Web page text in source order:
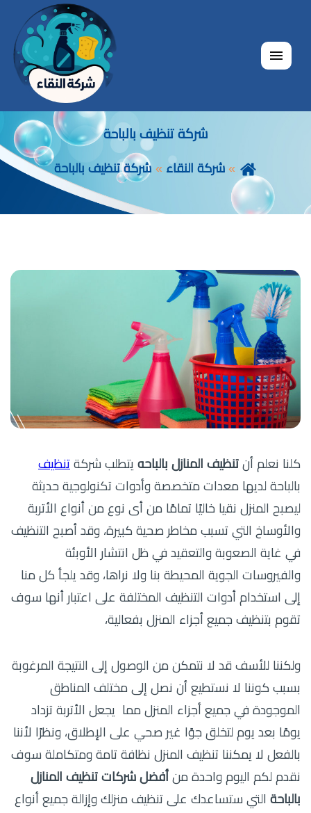
القائمة
شركة تنظيف بالباحة
شركة النقاء شركة تنظيف بالباحة
كلنا نعلم أن تنظيف المنازل بالباحه يتطلب شركة تنظيف
بالباحة لديها معدات متخصصة وأدوات تكنولوجية حديثة
ليصبح المنزل نقيا خاليًا تمامًا من أى نوع من أنواع الأتربة
والأوساخ التي تسبب مخاطر صحية كبيرة، وقد أصبح التنظيف
في غاية الصعوبة والتعقيد في ظل انتشار الأوبئة
والفيروسات الجوية المحيطة بنا ولا نراها، وقد يلجأ كل منا
إلى استخدام أدوات التنظيف المختلفة على اعتبار أنها سوف
تقوم بتنظيف جميع أجزاء المنزل بفعالية،
ولكننا للأسف قد لا نتمكن من الوصول إلى النتيجة المرغوبة
بسبب كوننا لا نستطيع أن نصل إلى مختلف المناطق
الموجودة في جميع أجزاء المنزل مما يجعل الأتربة تزداد
يومًا بعد يوم لتخلق جوًا غير صحي على الإطلاق، ونظرًا لأننا
بالفعل لا يمكننا تنظيف المنزل نظافة تامة ومتكاملة سوف
نقدم لكم اليوم واحدة من أفضل شركات تنظيف المنازل
بالباحة التي ستساعدك على تنظيف منزلك وإزالة جميع أنواع